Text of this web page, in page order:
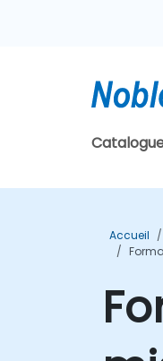
Accueil